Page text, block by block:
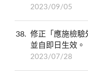
2023/09/05
38
修正「應施檢驗
並自即日生效。
2023/07/28